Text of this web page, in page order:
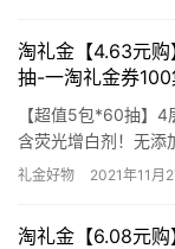
淘礼金【4.63元
抽-一淘礼金券100
【超值5包*60抽】
含荧光增白剂！无添
～母婴都能放心用的
礼金好物 2021年11月
淘礼金【6.08元